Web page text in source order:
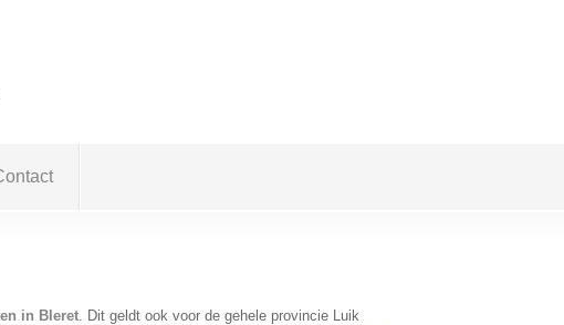
in Bleret. Dit geldt ook voor de gehele provincie Luik